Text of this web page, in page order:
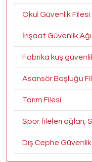
Okul Güvenlik Filesi
İnşaat Güvenlik Ağı
Fabrika kuş
Asansör Boşluğu
Tarım Filesi
Spor fileleri ağları,
Dış Cephe